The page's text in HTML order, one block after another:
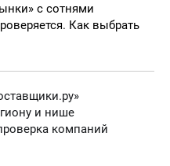
с сотнями
Как выбрать
и нише
компаний